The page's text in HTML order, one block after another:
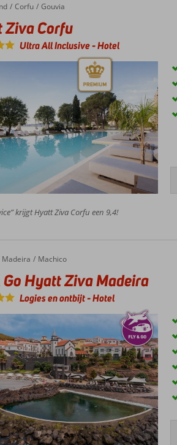
Corfu Gouvia
Corfu
Corfu
Ultra All Inclusive-Hotel
krijgt Hyatt Ziva Corfu een 9,4!
Madeira Machico
Hyatt Ziva Madeira
Logies en ontbijt-Hotel